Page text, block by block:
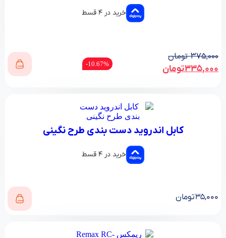
خرید در ۴ قسط
۳۷۵,۰۰۰ تومان
۳۳۵,۰۰۰تومان 10.67%-
کابل اندروید دست بندی طرح نگینی
خرید در ۴ قسط
۳۵,۰۰۰تومان